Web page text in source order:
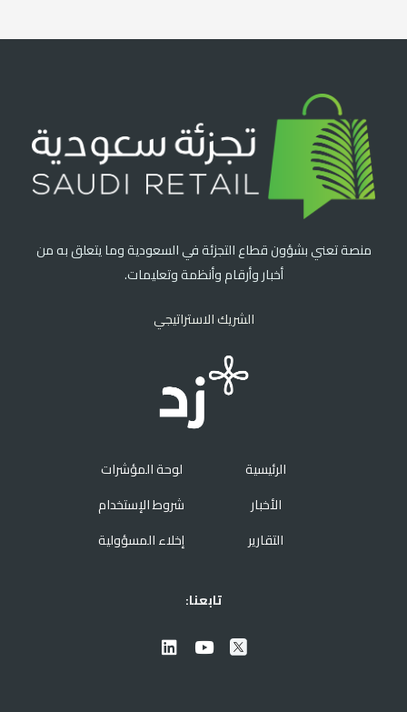
منصة تعني بشؤون قطاع التجزئة في السعودية وما يتعلق به من
أخبار وأرقام وأنظمة وتعليمات.
الشريك الاستراتيجي
الرئيسية
الأخبار
التقارير
لوحة المؤشرات
شروط الإستخدام
إخلاء المسؤولية
تابعنا: